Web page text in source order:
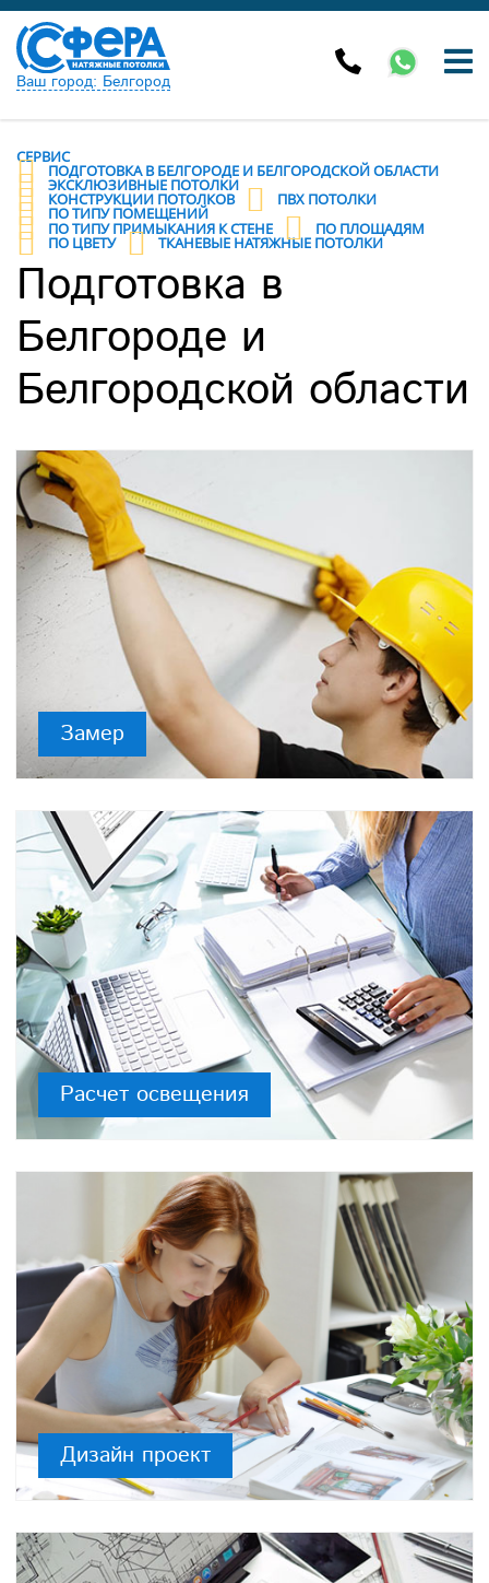
Ваш город: Белгород
СЕРВИС
ПОДГОТОВКА В БЕЛГОРОДЕ И БЕЛГОРОДCКОЙ ОБЛАСТИ
ЭКСКЛЮЗИВНЫЕ ПОТОЛКИ
КОНСТРУКЦИИ ПОТОЛКОВ ПВХ ПОТОЛКИ
ПО ТИПУ ПОМЕЩЕНИЙ
ПО ТИПУ ПРИМЫКАНИЯ К СТЕНЕ ПО ПЛОЩАДЯМ
ПО ЦВЕТУ ТКАНЕВЫЕ НАТЯЖНЫЕ ПОТОЛКИ
Подготовка в
Белгороде и
Белгородcкой области
Замер
Расчет освещения
Дизайн проект